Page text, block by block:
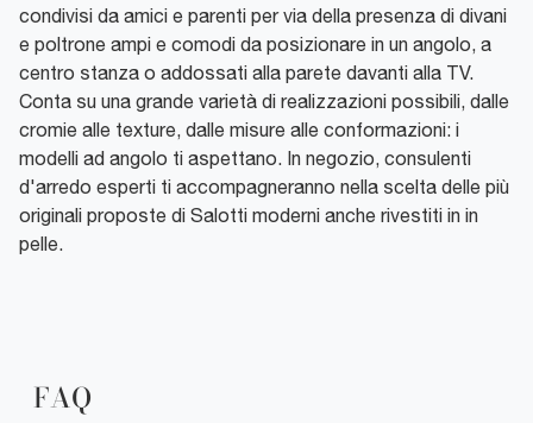
condivisi da amici e parenti per via della presenza di divani
e poltrone ampi e comodi da posizionare in un angolo, a
centro stanza o addossati alla parete davanti alla TV.
Conta su una grande varietà di realizzazioni possibili, dalle
cromie alle texture, dalle misure alle conformazioni: i
modelli ad angolo ti aspettano. In negozio, consulenti
d'arredo esperti ti accompagneranno nella scelta delle più
originali proposte di Salotti moderni anche rivestiti in in
pelle.
FAQ